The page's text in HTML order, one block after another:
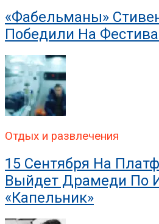
«Фабельманы»
Победили На
Отдых и развлечения
15 Сентября На
Выйдет Драмеди По
«Капельник»